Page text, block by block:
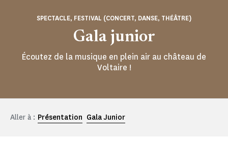
Gala junior
SPECTACLE, FESTIVAL (CONCERT, DANSE, THÉÂTRE)
Écoutez de la musique en plein air au château de
Voltaire !
Aller à : Présentation Gala Junior